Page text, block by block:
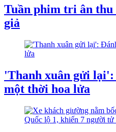
Tuần phim tri ân thu
giả
'Thanh xuân gửi
một thời hoa lửa